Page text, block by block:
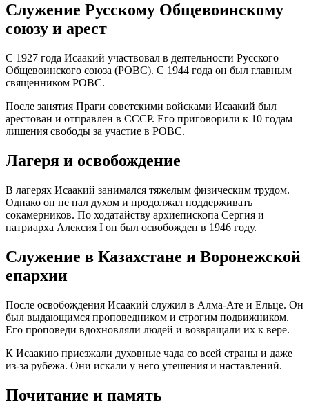
Служение Русскому Общевоинскому
союзу и арест
С 1927 года Исаакий участвовал в деятельности Русского
Общевоинского союза (РОВС). С 1944 года он был главным
священником РОВС.
После занятия Праги советскими войсками Исаакий был
арестован и отправлен в СССР. Его приговорили к 10 годам
лишения свободы за участие в РОВС.
Лагеря и освобождение
В лагерях Исаакий занимался тяжелым физическим трудом.
Однако он не пал духом и продолжал поддерживать
сокамерников. По ходатайству архиепископа Сергия и
патриарха Алексия I он был освобожден в 1946 году.
Служение в Казахстане и Воронежской
епархии
После освобождения Исаакий служил в Алма-Ате и Ельце. Он
был выдающимся проповедником и строгим подвижником.
Его проповеди вдохновляли людей и возвращали их к вере.
К Исаакию приезжали духовные чада со всей страны и даже
из-за рубежа. Они искали у него утешения и наставлений.
Почитание и память